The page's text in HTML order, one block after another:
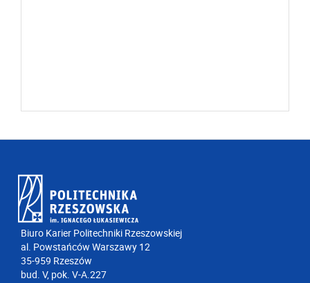
Biuro Karier Politechniki Rzeszowskiej
al. Powstańców Warszawy 12
35-959 Rzeszów
bud. V, pok. V-A.227